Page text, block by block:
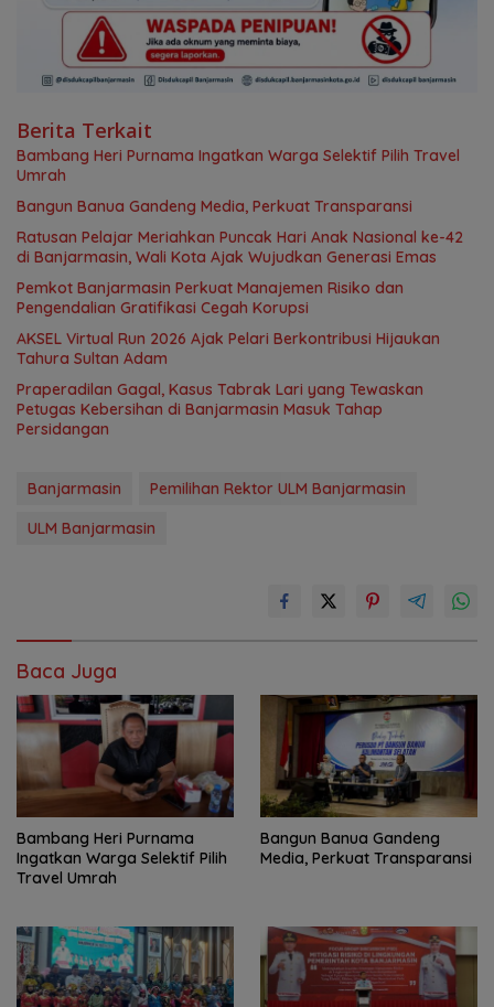
Berita Terkait
Bambang Heri Purnama Ingatkan Warga Selektif Pilih Travel
Umrah
Bangun Banua Gandeng Media, Perkuat Transparansi
Ratusan Pelajar Meriahkan Puncak Hari Anak Nasional ke-42
di Banjarmasin, Wali Kota Ajak Wujudkan Generasi Emas
Pemkot Banjarmasin Perkuat Manajemen Risiko dan
Pengendalian Gratifikasi Cegah Korupsi
AKSEL Virtual Run 2026 Ajak Pelari Berkontribusi Hijaukan
Tahura Sultan Adam
Praperadilan Gagal, Kasus Tabrak Lari yang Tewaskan
Petugas Kebersihan di Banjarmasin Masuk Tahap
Persidangan
Banjarmasin
Pemilihan Rektor ULM Banjarmasin
ULM Banjarmasin
Baca Juga
Bambang Heri Purnama
Ingatkan Warga Selektif Pilih
Travel Umrah
Bangun Banua Gandeng
Media, Perkuat Transparansi